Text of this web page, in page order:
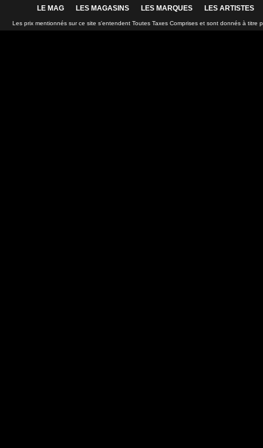
LE MAG LES MAGASINS LES MARQUES LES ARTISTES
Les prix mentionnés sur ce site s'entendent Toutes Taxes Comprises et sont donnés à